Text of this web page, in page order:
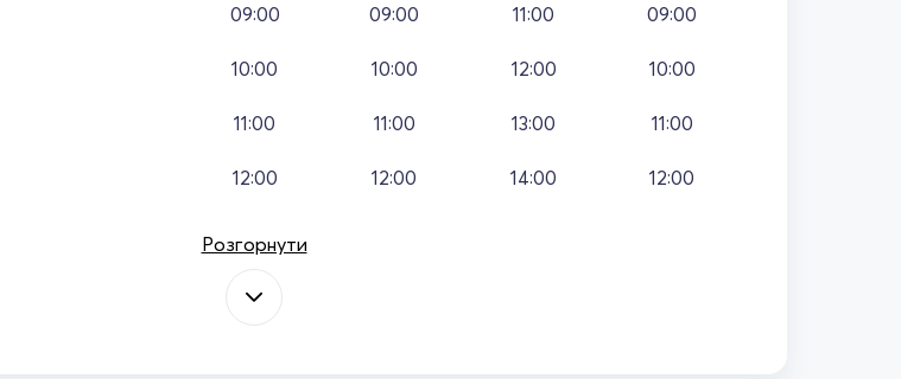
09:00
10:00
11:00
12:00
09:00
10:00
11:00
12:00
11:00
12:00
13:00
14:00
09:00
10:00
11:00
12:00
Розгорнути